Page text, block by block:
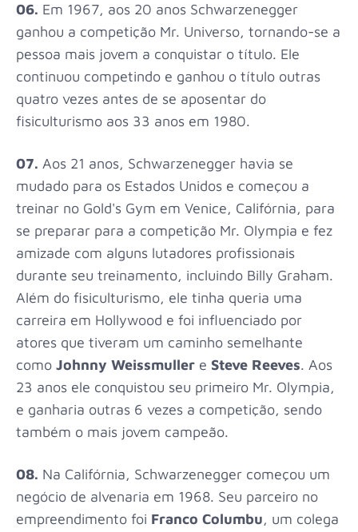
06. Em 1967, aos 20 anos Schwarzenegger
ganhou a competição Mr. Universo, tornando-se a
pessoa mais jovem a conquistar o título. Ele
continuou competindo e ganhou o título outras
quatro vezes antes de se aposentar do
fisiculturismo aos 33 anos em 1980.
07. Aos 21 anos, Schwarzenegger havia se
mudado para os Estados Unidos e começou a
treinar no Gold's Gym em Venice, Califórnia, para
se preparar para a competição Mr. Olympia e fez
amizade com alguns lutadores profissionais
durante seu treinamento, incluindo Billy Graham.
Além do fisiculturismo, ele tinha queria uma
carreira em Hollywood e foi influenciado por
atores que tiveram um caminho semelhante
como Johnny Weissmuller e Steve Reeves. Aos
23 anos ele conquistou seu primeiro Mr. Olympia,
e ganharia outras 6 vezes a competição, sendo
também o mais jovem campeão.
08. Na Califórnia, Schwarzenegger começou um
negócio de alvenaria em 1968. Seu parceiro no
empreendimento foi Franco Columbu, um colega